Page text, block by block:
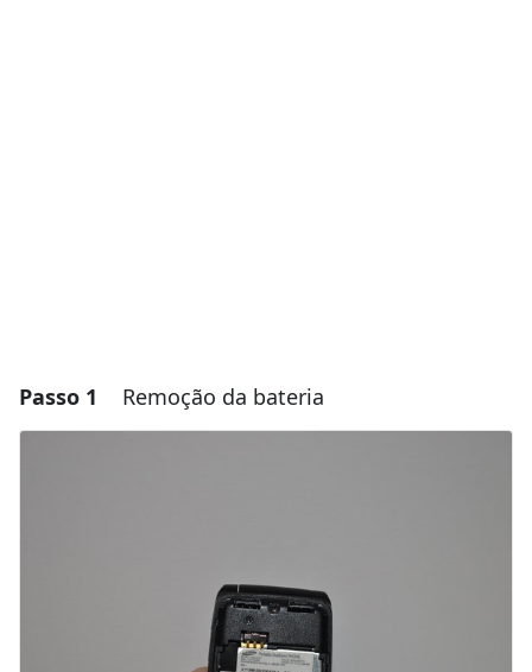
Passo 1 Remoção da bateria